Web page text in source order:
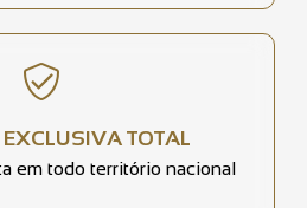
TOTAL
em todo território nacional